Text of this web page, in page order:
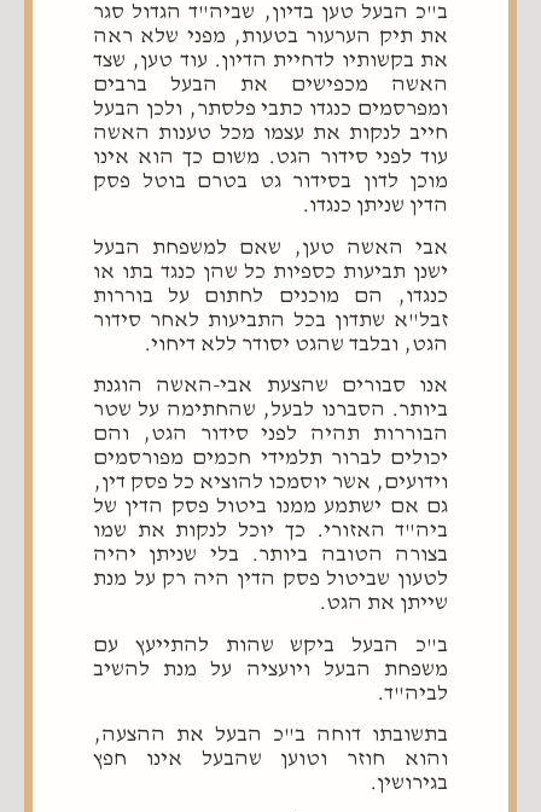
ב"כ הבעל טען בדיון, שביה"ד הגדול סגר
את תיק הערעור בטעות, מפני שלא ראה
את בקשותיו לדחיית הדיון. עוד טען, שצד
האשה מכפישים את הבעל ברבים
ומפרסמים כנגדו כתבי פלסתר, ולכן הבעל
חייב לנקות את עצמו מכל טענות האשה
עוד לפני סידור הגט. משום כך הוא אינו
מוכן לדון בסידור גט בטרם בוטל פסק
הדין שניתן כנגדו.
אבי האשה טען, שאם למשפחת הבעל
ישנן תביעות כספיות כל שהן כנגד בתו או
כנגדו, הם מוכנים לחתום על בוררות
זבל"א שתדון בכל התביעות לאחר סידור
הגט, ובלבד שהגט יסודר ללא דיחוי.
אנו סבורים שהצעת אבי-האשה הוגנת
ביותר. הסברנו לבעל, שהחתימה על שטר
הבוררות תהיה לפני סידור הגט, והם
יכולים לברור תלמידי חכמים מפורסמים
וידועים, אשר יוסמכו להוציא כל פסק דין,
גם אם ישתמע ממנו ביטול פסק הדין של
ביה"ד האזורי. כך יוכל לנקות את שמו
בצורה הטובה ביותר. בלי שניתן יהיה
לטעון שביטול פסק הדין היה רק על מנת
שייתן את הגט.
ב"כ הבעל ביקש שהות להתייעץ עם
משפחת הבעל ויועציה על מנת להשיב
לביה"ד.
בתשובתו דוחה ב"כ הבעל את ההצעה,
והוא חוזר וטוען שהבעל אינו חפץ
בגירושין.